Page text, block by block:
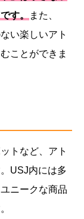
す。
また、
い楽しいアト
ことができま
トなど、アト
USJ内には多
ニークな商品